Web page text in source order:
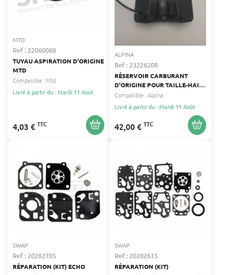
MTD
Ref : 22060088
TUYAU ASPIRATION D'ORIGINE
MTD
Compatible : Mtd
Livré à partir du : Mardi 11 Août
4,03 € TTC
ALPINA
Ref : 23226208
RÉSERVOIR CARBURANT
D'ORIGINE POUR TAILLE-HAIE
ALPINA
Compatible :Alpina
Livré à partir du : Mardi 11 Août
42,00 € TTC
SWAP
Ref : 20282705
RÉPARATION (KIT) ECHO
SWAP
Ref : 20282615
RÉPARATION (KIT)